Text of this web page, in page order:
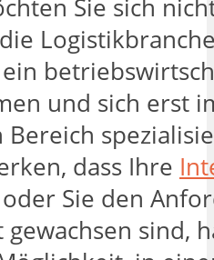
Sie sich
und sich erst
dass Ihre
Sie den
sind,